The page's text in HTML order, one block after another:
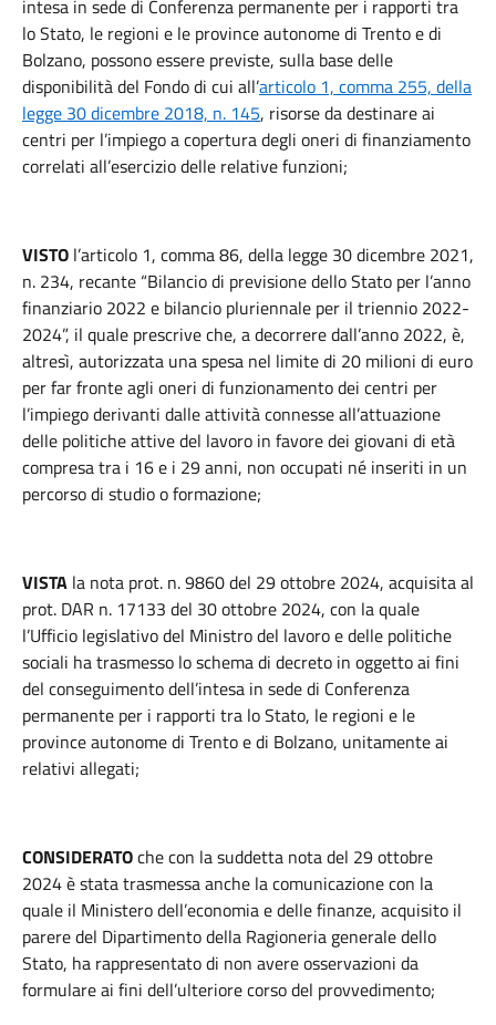
intesa in sede di Conferenza permanente per i rapporti tra
lo Stato, le regioni e le province autonome di Trento e di
Bolzano, possono essere previste, sulla base delle
disponibilità del Fondo di cui all’articolo 1, comma 255, della
legge 30 dicembre 2018, n. 145, risorse da destinare ai
centri per l’impiego a copertura degli oneri di finanziamento
correlati all’esercizio delle relative funzioni;
VISTO l’articolo 1, comma 86, della legge 30 dicembre 2021,
n. 234, recante “Bilancio di previsione dello Stato per l’anno
finanziario 2022 e bilancio pluriennale per il triennio 2022-
2024”, il quale prescrive che, a decorrere dall’anno 2022, è,
altresì, autorizzata una spesa nel limite di 20 milioni di euro
per far fronte agli oneri di funzionamento dei centri per
l’impiego derivanti dalle attività connesse all’attuazione
delle politiche attive del lavoro in favore dei giovani di età
compresa tra i 16 e i 29 anni, non occupati né inseriti in un
percorso di studio o formazione;
VISTA la nota prot. n. 9860 del 29 ottobre 2024, acquisita al
prot. DAR n. 17133 del 30 ottobre 2024, con la quale
l’Ufficio legislativo del Ministro del lavoro e delle politiche
sociali ha trasmesso lo schema di decreto in oggetto ai fini
del conseguimento dell’intesa in sede di Conferenza
permanente per i rapporti tra lo Stato, le regioni e le
province autonome di Trento e di Bolzano, unitamente ai
relativi allegati;
CONSIDERATOche con la suddetta nota del 29 ottobre
2024 è stata trasmessa anche la comunicazione con la
quale il Ministero dell’economia e delle finanze, acquisito il
parere del Dipartimento della Ragioneria generale dello
Stato, ha rappresentato di non avere osservazioni da
formulare ai fini dell’ulteriore corso del provvedimento;